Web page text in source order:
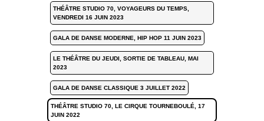
THÉÂTRE STUDIO 70, VOYAGEURS DU TEMPS,
VENDREDI 16 JUIN 2023
GALA DE DANSE MODERNE, HIP HOP 11 JUIN 2023
LE THÉÂTRE DU JEUDI, SORTIE DE TABLEAU, MAI
2023
GALA DE DANSE CLASSIQUE 3 JUILLET 2022
THÉÂTRE STUDIO 70, LE CIRQUE TOURNEBOULÉ, 17
JUIN 2022